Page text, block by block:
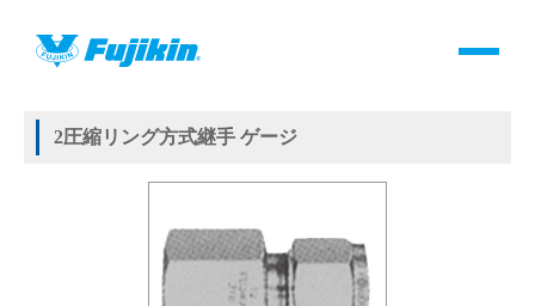
製品情報
HOME 製品情報
2圧縮リング方式継手 ゲージ